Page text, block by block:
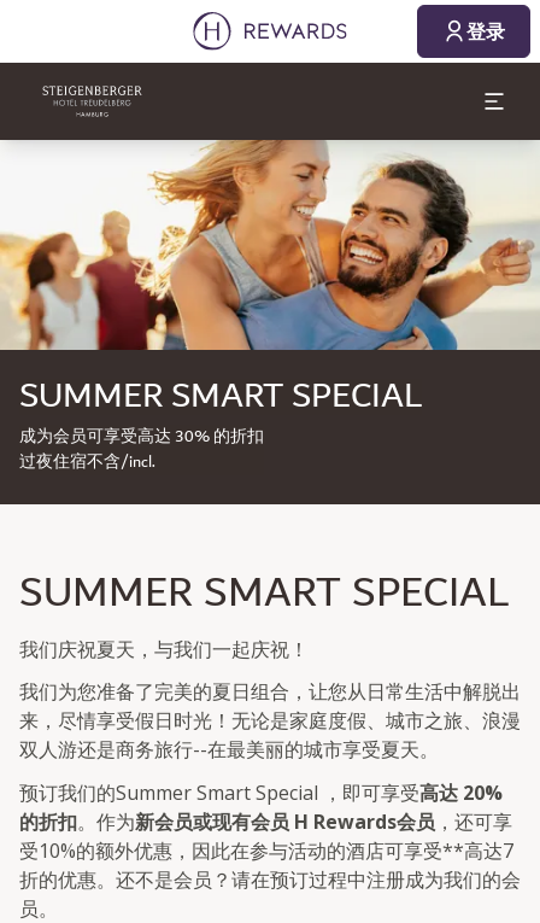
登录
SUMMER SMART SPECIAL
成为会员可享受高达 30% 的折扣
过夜住宿不含/incl.
SUMMER SMART SPECIAL
我们庆祝夏天，与我们一起庆祝！
我们为您准备了完美的夏日组合，让您从日常生活中解脱出
来，尽情享受假日时光！无论是家庭度假、城市之旅、浪漫
双人游还是商务旅行--在最美丽的城市享受夏天。
预订我们的Summer Smart Special ，即可享受高达 20%
的折扣。作为新会员或现有会员 H Rewards会员 ，还可享
受10%的额外优惠，因此在参与活动的酒店可享受**高达7
折的优惠。还不是会员？请在预订过程中注册成为我们的会
员。